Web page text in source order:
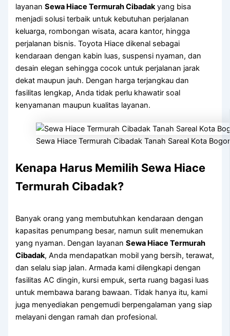
layananSewa Hiace Termurah Cibadakyang bisa
menjadi solusi terbaik untuk kebutuhan perjalanan
keluarga, rombongan wisata, acara kantor, hingga
perjalanan bisnis. Toyota Hiace dikenal sebagai
kendaraan dengan kabin luas, suspensi nyaman, dan
desain elegan sehingga cocok untuk perjalanan jarak
dekat maupun jauh. Dengan harga terjangkau dan
fasilitas lengkap, Anda tidak perlu khawatir soal
kenyamanan maupun kualitas layanan.
Sewa Hiace Termurah Cibadak Tanah Sareal Kota Bogor
Kenapa Harus Memilih Sewa Hiace
Termurah Cibadak?
Banyak orang yang membutuhkan kendaraan dengan
kapasitas penumpang besar, namun sulit menemukan
yang nyaman. Dengan layananSewa Hiace Termurah
Cibadak, Anda mendapatkan mobil yang bersih, terawat,
dan selalu siap jalan. Armada kami dilengkapi dengan
fasilitas AC dingin, kursi empuk, serta ruang bagasi luas
untuk membawa barang bawaan. Tidak hanya itu, kami
juga menyediakan pengemudi berpengalaman yang siap
melayani dengan ramah dan profesional.